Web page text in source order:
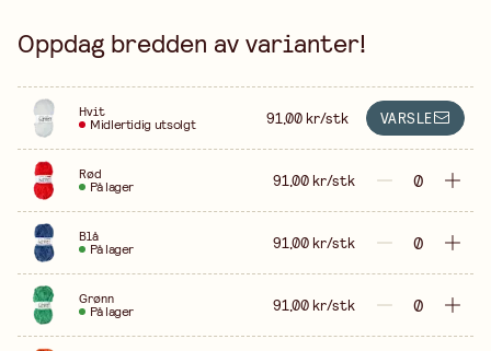
Oppdag bredden av varianter!
Hvit
Midlertidig utsolgt 91,00 kr/stk VARSLE
Rød
På lager 91,00 kr/stk
Blå
På lager 91,00 kr/stk
Grønn
På lager 91,00 kr/stk